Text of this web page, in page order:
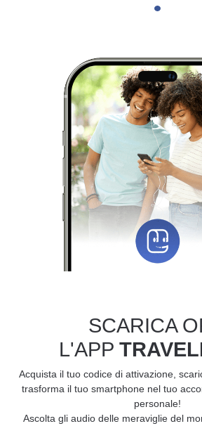
SCARICA
L'APP
Acquista il tuo codice di attivazione,
trasforma il tuo smartphone nel tuo
personale!
Ascolta gli audio delle meraviglie del